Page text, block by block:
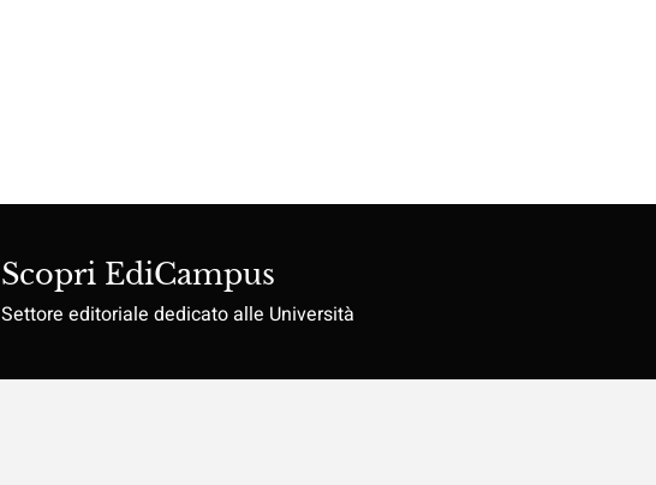
Scopri EdiCampus
Settore editoriale dedicato alle Università